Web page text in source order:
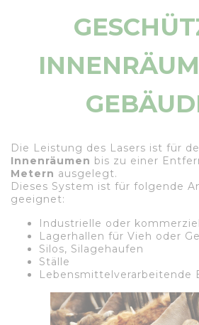
Die Leistung des Lasers ist für
Innenräumen bis zu einer
Metern ausgelegt.
Dieses System ist für folgende
geeignet:
Industrielle oder
Lagerhallen für Vieh oder
Silos, Silagehaufen
Ställe
Lebensmittelverarbeitende